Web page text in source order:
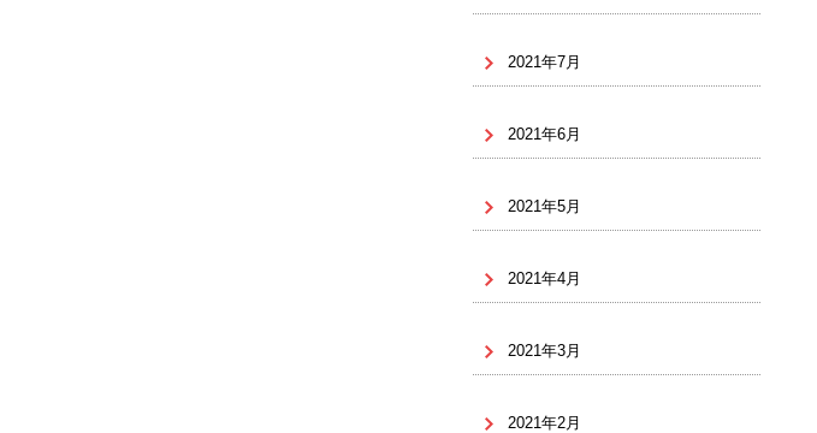
2021年7月
2021年6月
2021年5月
2021年4月
2021年3月
2021年2月